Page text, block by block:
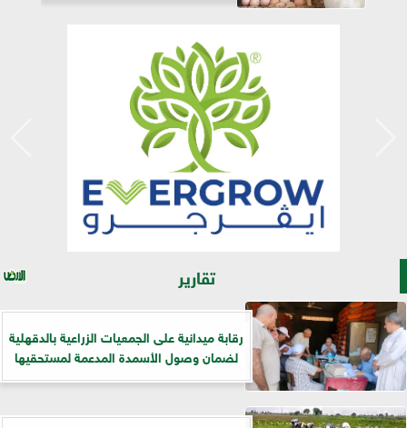
تقارير
رقابة ميدانية على الجمعيات الزراعية بالدقهلية
لضمان وصول الأسمدة المدعمة لمستحقيها